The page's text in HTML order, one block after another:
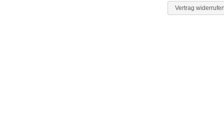
Vertrag